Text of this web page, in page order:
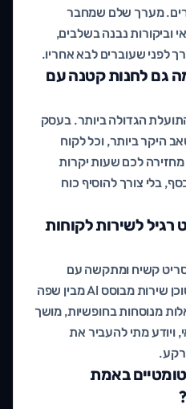
מערך שלם שמחבר
וביקורות נבנה בשלבים,
לפני שעוברים לבא אחריו.
גם לחנות קטנה עם
הגדולה ביותר. בעסק
היקר ביותר, וכל לקוח
מחזירה לכם שעות יקרות
בלי צורך להוסיף כוח
רגיל לשירות לקוחות
קשיח ומתקשה עם
שאלות שסוטות מהתבנית. סוכן שירות מבוסס AI מבין שפה
מנוסחות בחופשיות, מושך
ויודע מתי להעביר את
באמת